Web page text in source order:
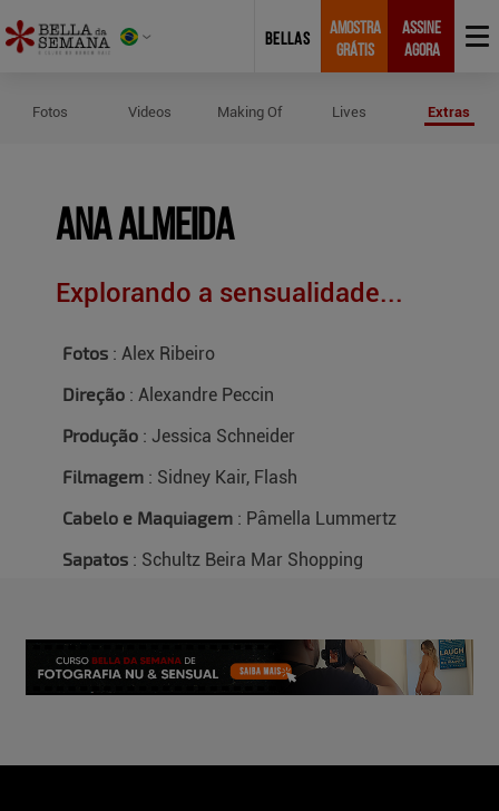
BELLAS
AMOSTRA
GRÁTIS
ASSINE
AGORA
Fotos Videos Making Of Lives Extras
Ana Almeida
Explorando a sensualidade...
Fotos : Alex Ribeiro
Direção : Alexandre Peccin
Produção : Jessica Schneider
Filmagem : Sidney Kair, Flash
Cabelo e Maquiagem : Pâmella Lummertz
Sapatos : Schultz Beira Mar Shopping